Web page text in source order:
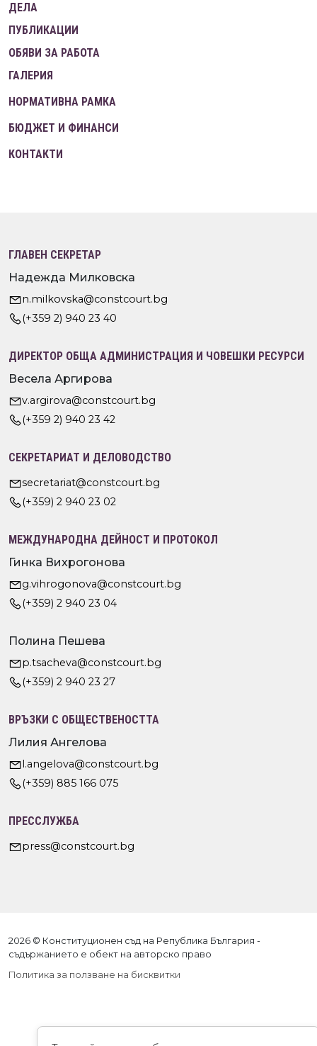
ДЕЛА
ПУБЛИКАЦИИ
ОБЯВИ ЗА РАБОТА
ГАЛЕРИЯ
НОРМАТИВНА РАМКА
БЮДЖЕТ И ФИНАНСИ
КОНТАКТИ
ГЛАВЕН СЕКРЕТАР
Надежда Милковска
n.milkovska@constcourt.bg
(+359 2) 940 23 40
ДИРЕКТОР ОБЩА АДМИНИСТРАЦИЯ И ЧОВЕШКИ РЕСУРСИ
Весела Аргирова
v.argirova@constcourt.bg
(+359 2) 940 23 42
СЕКРЕТАРИАТ И ДЕЛОВОДСТВО
secretariat@constcourt.bg
(+359) 2 940 23 02
МЕЖДУНАРОДНА ДЕЙНОСТ И ПРОТОКОЛ
Гинка Вихрогонова
g.vihrogonova@constcourt.bg
(+359) 2 940 23 04
Полина Пешева
p.tsacheva@constcourt.bg
(+359) 2 940 23 27
ВРЪЗКИ С ОБЩЕСТВЕНОСТТА
Лилия Ангелова
l.angelova@constcourt.bg
(+359) 885 166 075
ПРЕССЛУЖБА
press@constcourt.bg
2026 © Конституционен съд на Република България -
съдържанието е обект на авторско право
Политика за ползване на бисквитки